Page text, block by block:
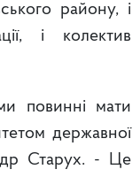
району, і
і колектив
повинні мати
державної
Старух. - Це